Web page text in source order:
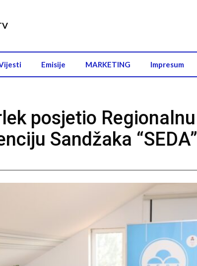
Emisije MARKETING Impresum
posjetio Regionalnu
Sandžaka “SEDA”